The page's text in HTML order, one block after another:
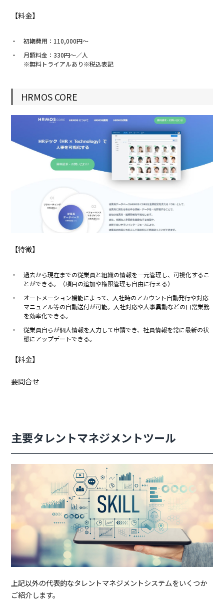
【料金】
初期費用：110,000円〜
月額料金：330円〜／人
※無料トライアルあり※税込表記
HRMOS CORE
【特徴】
過去から現在までの従業員と組織の情報を一元管理し、可視化するこ
とができる。（項目の追加や権限管理も自由に行える）
オートメーション機能によって、入社時のアカウント自動発行や対応
マニュアル等の自動送付が可能。入社対応や人事異動などの日常業務
を効率化できる。
従業員自らが個人情報を入力して申請でき、社員情報を常に最新の状
態にアップデートできる。
【料金】
要問合せ
主要タレントマネジメントツール
上記以外の代表的なタレントマネジメントシステムをいくつか
ご紹介します。